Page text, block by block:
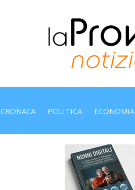
CRONACA POLITICA ECONOMIA